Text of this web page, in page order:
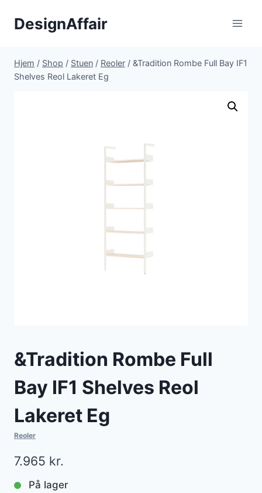
DesignAffair
Hjem / Shop / Stuen / Reoler / &Tradition Rombe Full Bay IF1
Shelves Reol Lakeret Eg
&Tradition Rombe Full
Bay IF1 Shelves Reol
Lakeret Eg
Reoler
7.965 kr.
På lager